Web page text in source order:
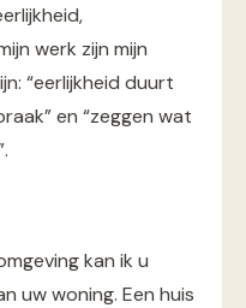
werk zijn mijn
“eerlijkheid duurt
en “zeggen wat
kan ik u
uw woning. Een huis